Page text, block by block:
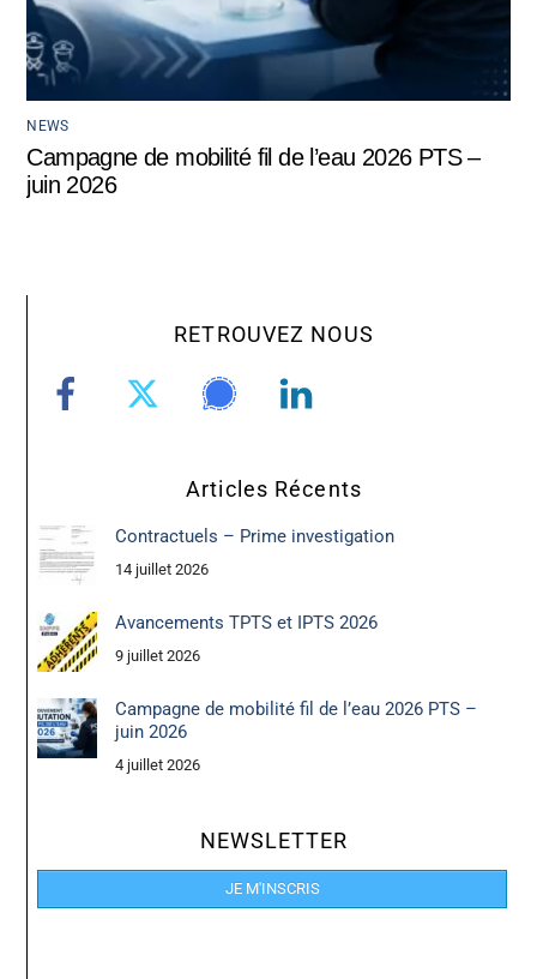
NEWS
Campagne de mobilité fil de l’eau 2026 PTS –
juin 2026
RETROUVEZ NOUS
Articles Récents
Contractuels – Prime investigation
14 juillet 2026
Avancements TPTS et IPTS 2026
9 juillet 2026
Campagne de mobilité fil de l’eau 2026 PTS –
juin 2026
4 juillet 2026
NEWSLETTER
JE M'INSCRIS